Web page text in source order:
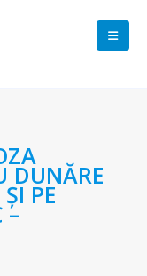
DUNĂRE
PE
–